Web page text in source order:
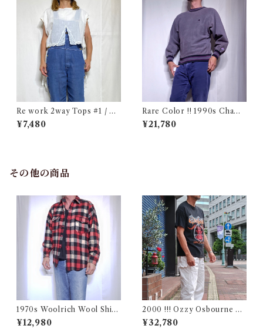
Re work 2way Tops #1 / リ
ワーク 2way トップス 古着
¥7,480
Rare Color !! 1990s Champ
ion Reverse Weave Charco
al Gray Size M / チャンピオ
¥21,780
その他の商品
1970s Woolrich Wool Shirt
CPO / 70年代 白タグ ウール
リッチ 三色 ブロック チェック
¥12,980
2000 !!! Ozzy Osbourne O
ZZFEST Rock T-Shirt Size
L / オジーオズボーン オズフ
¥32,780